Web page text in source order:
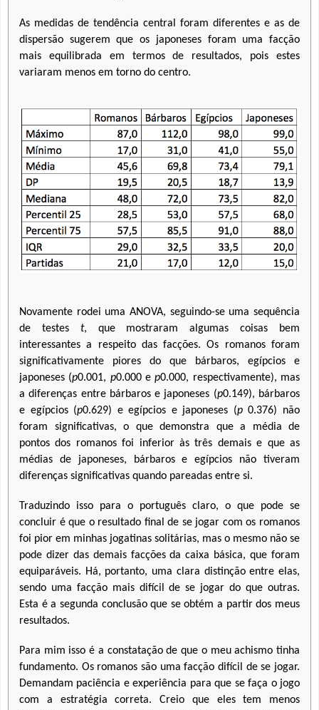
As medidas de tendência central foram diferentes e as de
dispersão sugerem que os japoneses foram uma facção
mais equilibrada em termos de resultados, pois estes
variaram menos em torno do centro.
Novamente rodei uma ANOVA, seguindo-se uma sequência
de testes t, que mostraram algumas coisas bem
interessantes a respeito das facções. Os romanos foram
significativamente piores do que bárbaros, egípcios e
japoneses (p0.001, p0.000 ep0.000, respectivamente), mas
a diferenças entre bárbaros e japoneses (p0.149), bárbaros
e egípcios (p0.629) e egípcios e japoneses (p0.376) não
foram significativas, o que demonstra que a média de
pontos dos romanos foi inferior às três demais e que as
médias de japoneses, bárbaros e egípcios não tiveram
diferenças significativas quando pareadas entre si.
Traduzindo isso para o português claro, o que pode se
concluir é que o resultado final de se jogar com os romanos
foi pior em minhas jogatinas solitárias, mas o mesmo não se
pode dizer das demais facções da caixa básica, que foram
equiparáveis. Há, portanto, uma clara distinção entre elas,
sendo uma facção mais difícil de se jogar do que outras.
Esta é a segunda conclusão que se obtém a partir dos meus
resultados.
Para mim isso é a constatação de que o meu achismo tinha
fundamento. Os romanos são uma facção difícil de se jogar.
Demandam paciência e experiência para que se faça o jogo
com a estratégia correta. Creio que eles tem menos